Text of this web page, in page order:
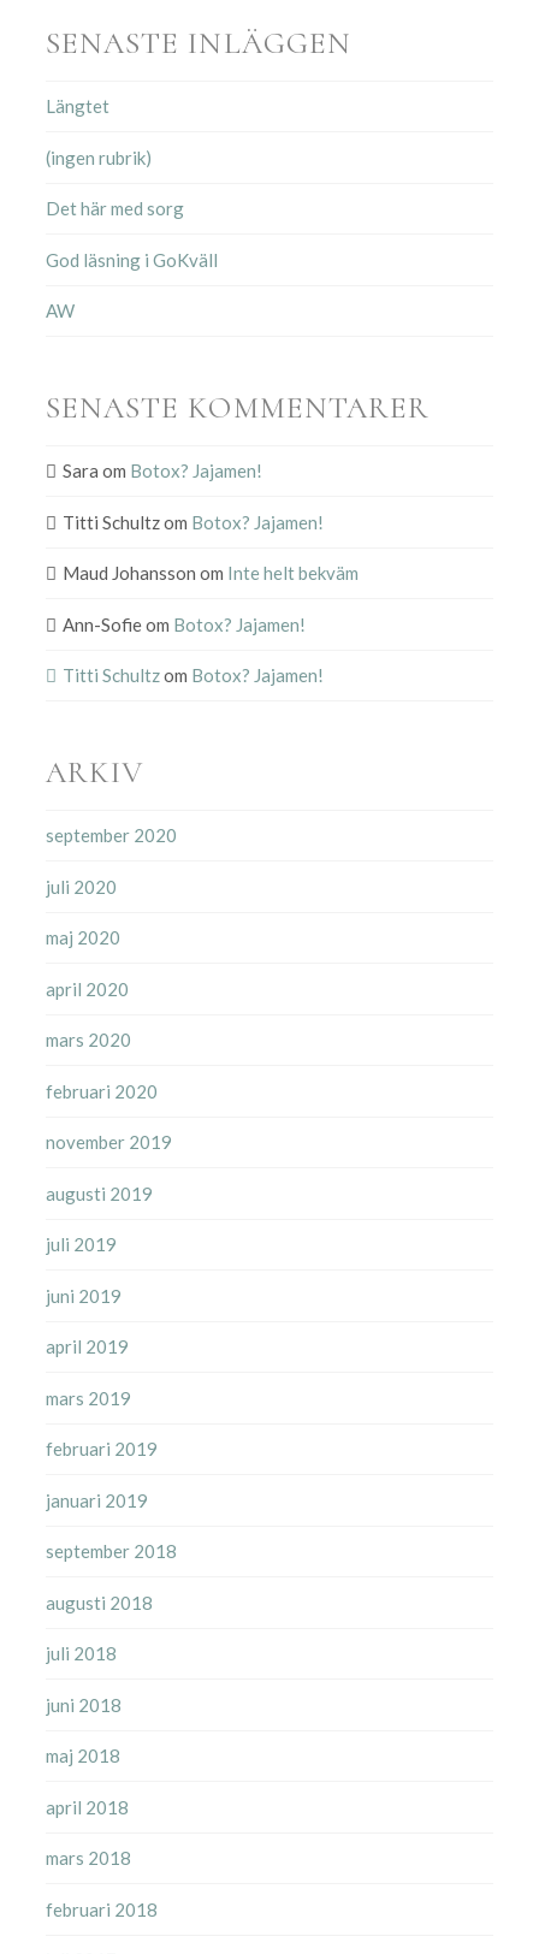
SENASTE INLÄGGEN
Längtet
(ingen rubrik)
Det här med sorg
God läsning i GoKväll
AW
SENASTE KOMMENTARER
Sara om Botox? Jajamen!
Titti Schultzom Botox? Jajamen!
Maud Johansson om Inte helt bekväm
Ann-Sofieom Botox? Jajamen!
Titti Schultzom Botox? Jajamen!
ARKIV
september 2020
juli 2020
maj 2020
april 2020
mars 2020
februari 2020
november 2019
augusti 2019
juli 2019
juni 2019
april 2019
mars 2019
februari 2019
januari 2019
september 2018
augusti 2018
juli 2018
juni 2018
maj 2018
april 2018
mars 2018
februari 2018